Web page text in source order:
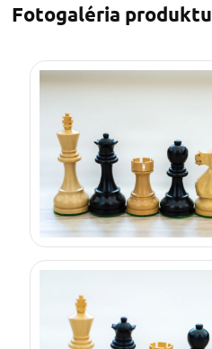
Fotogaléria produktu